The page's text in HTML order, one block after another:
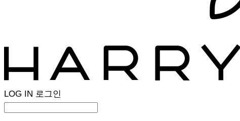
LOG IN 로그인